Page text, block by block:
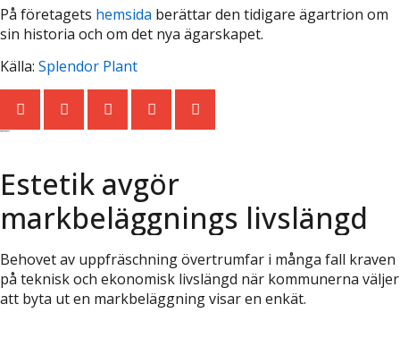
På företagets hemsida berättar den tidigare ägartrion om
sin historia och om det nya ägarskapet.
Källa: Splendor Plant
Senaste nytt
Estetik avgör
markbeläggnings livslängd
Behovet av uppfräschning övertrumfar i många fall kraven
på teknisk och ekonomisk livslängd när kommunerna väljer
att byta ut en markbeläggning visar en enkät.